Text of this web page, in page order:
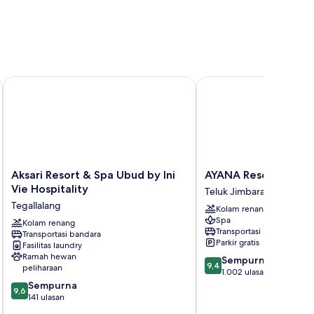
Aksari
Resort
Spa
Ubud
by
Ini
Vie
Hospitality
Tegallalang
Aksari Resort & Spa Ubud by Ini
Vie Hospitality
Tegallalang
Kolam renang
Transportasi bandara
Fasilitas laundry
Ramah hewan
peliharaan
9.6
dari
9,6 Sempurna
141 ulasan
Aksari Resort & Spa Ubud by Ini Vie Hospitality
AYANA
Resort
Bali
Teluk
Jimbaran
AYANA Resort Bali
Teluk Jimbaran
Kolam renang
Spa
Transportasi bandara
Parkir gratis
9.4
dari
9,4 Sempurna
1.002 ulasan
AYANA Resort Bali